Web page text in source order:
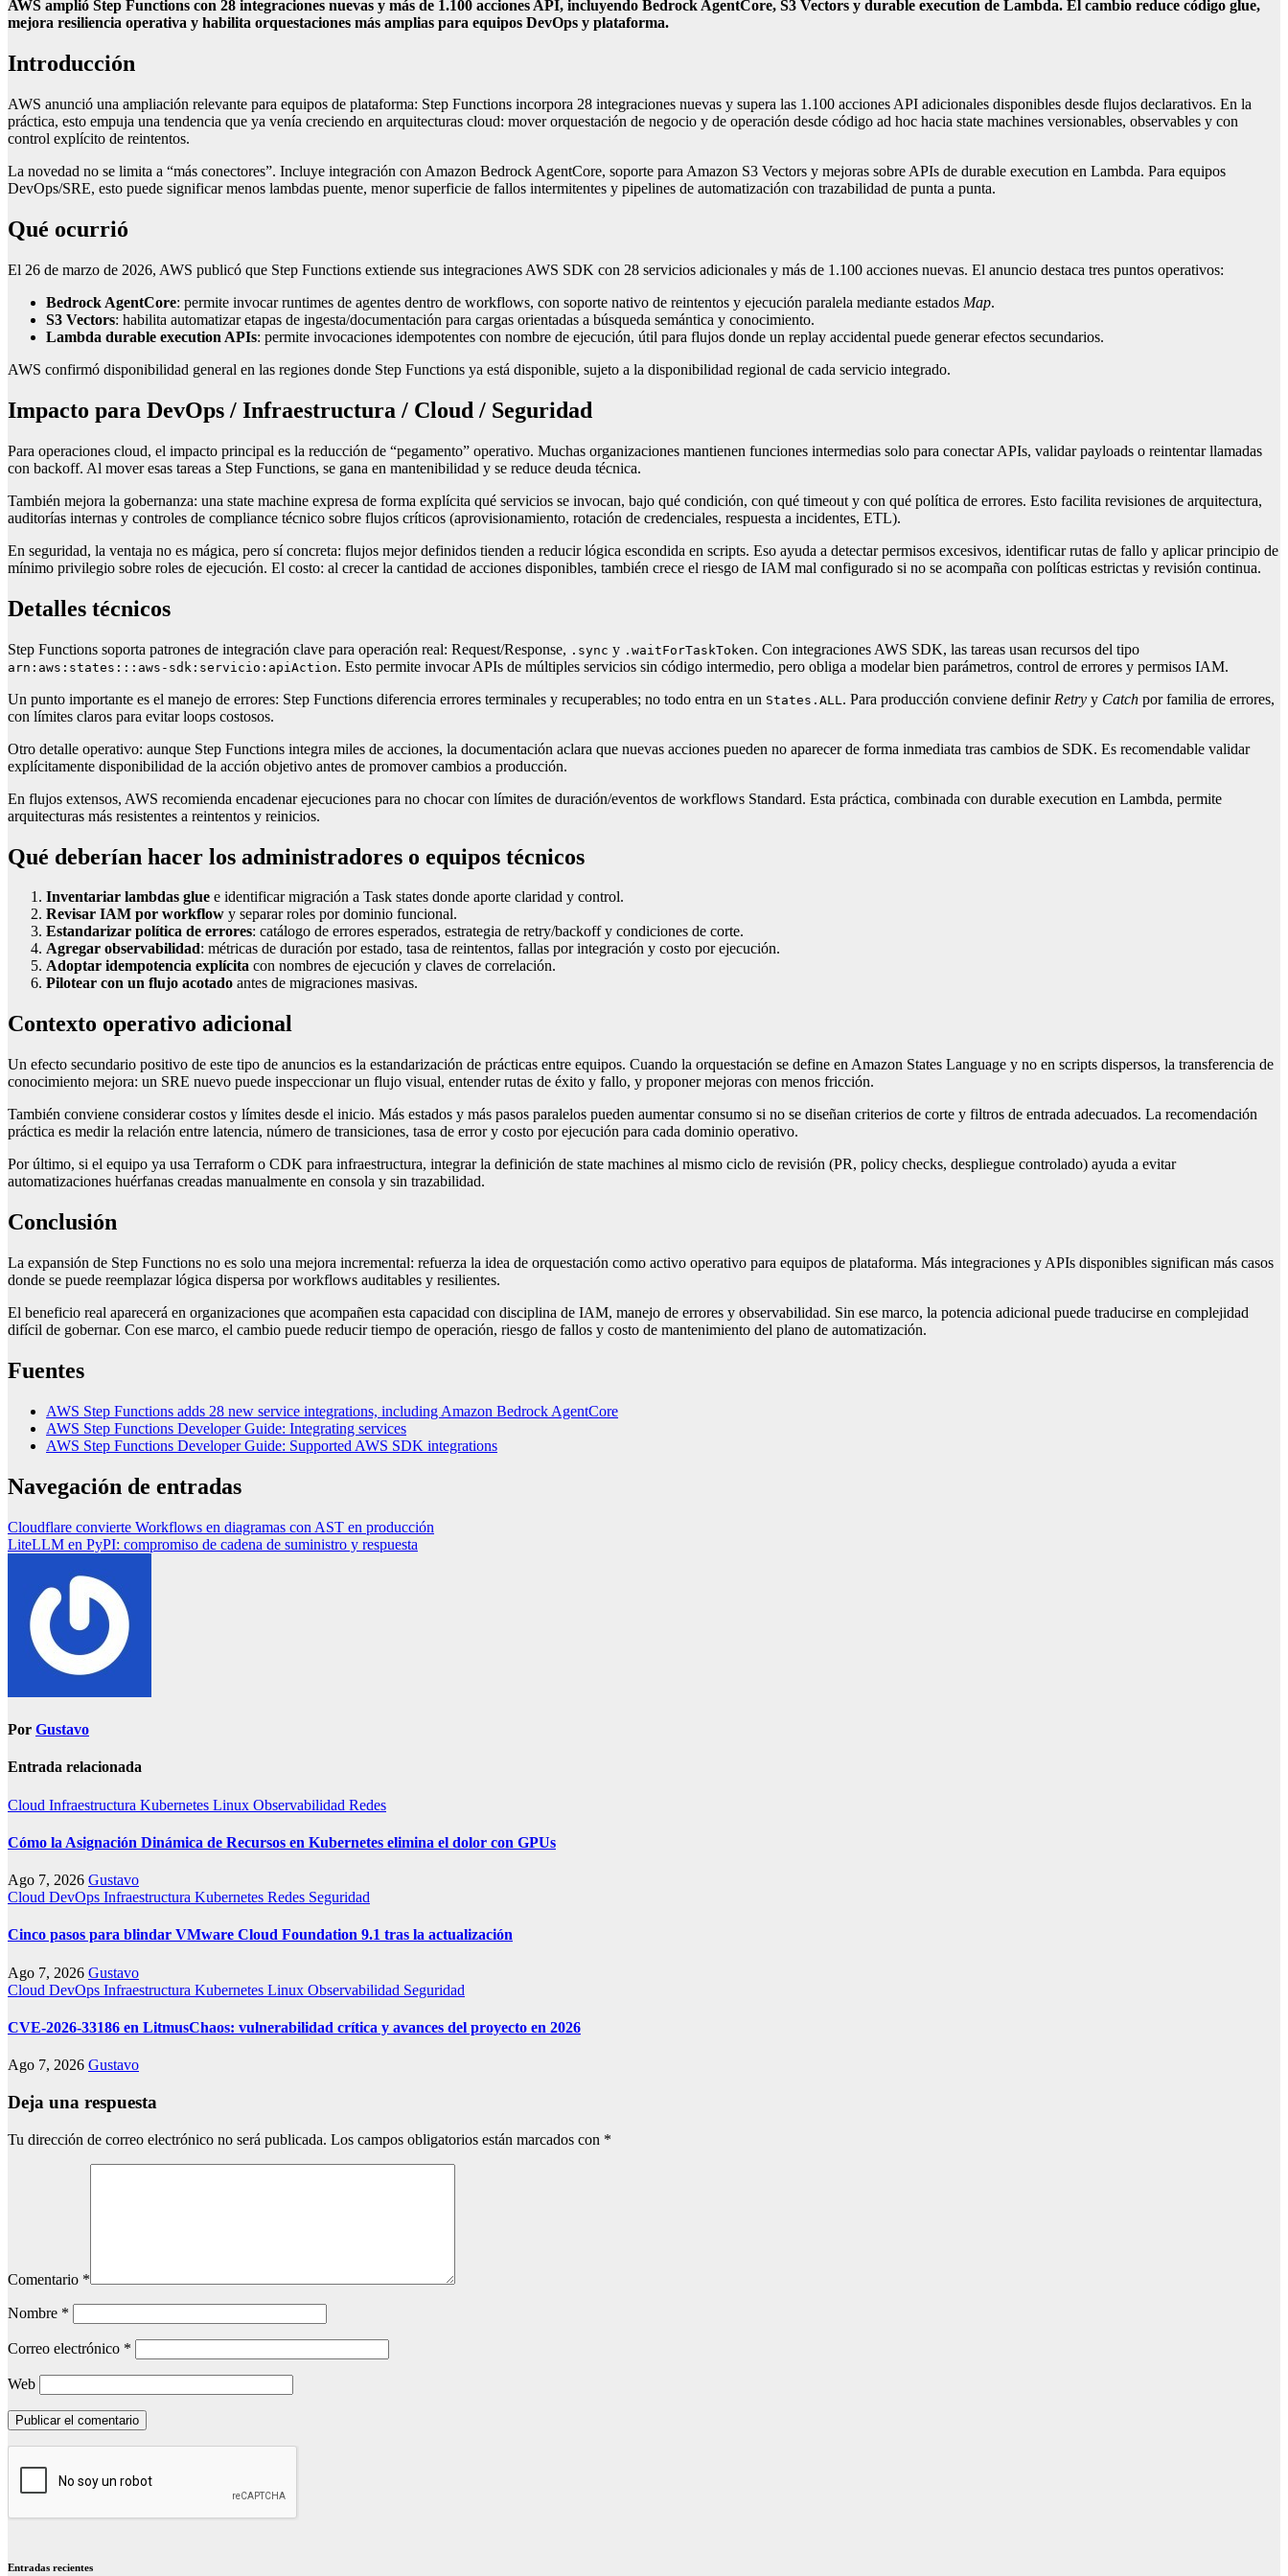
AWS amplió Step Functions con 28 integraciones nuevas y más de 1.100 acciones API, incluyendo Bedrock AgentCore, S3 Vectors y durable execution de Lambda. El cambio reduce código glue,
mejora resiliencia operativa y habilita orquestaciones más amplias para equipos DevOps y plataforma.
Introducción
AWS anunció una ampliación relevante para equipos de plataforma: Step Functions incorpora 28 integraciones nuevas y supera las 1.100 acciones API adicionales disponibles desde flujos declarativos. En la
práctica, esto empuja una tendencia que ya venía creciendo en arquitecturas cloud: mover orquestación de negocio y de operación desde código ad hoc hacia state machines versionables, observables y con
control explícito de reintentos.
La novedad no se limita a “más conectores”. Incluye integración con Amazon Bedrock AgentCore, soporte para Amazon S3 Vectors y mejoras sobre APIs de durable execution en Lambda. Para equipos
DevOps/SRE, esto puede significar menos lambdas puente, menor superficie de fallos intermitentes y pipelines de automatización con trazabilidad de punta a punta.
Qué ocurrió
El 26 de marzo de 2026, AWS publicó que Step Functions extiende sus integraciones AWS SDK con 28 servicios adicionales y más de 1.100 acciones nuevas. El anuncio destaca tres puntos operativos:
Bedrock AgentCore: permite invocar runtimes de agentes dentro de workflows, con soporte nativo de reintentos y ejecución paralela mediante estados Map.
S3 Vectors: habilita automatizar etapas de ingesta/documentación para cargas orientadas a búsqueda semántica y conocimiento.
Lambda durable execution APIs: permite invocaciones idempotentes con nombre de ejecución, útil para flujos donde un replay accidental puede generar efectos secundarios.
AWS confirmó disponibilidad general en las regiones donde Step Functions ya está disponible, sujeto a la disponibilidad regional de cada servicio integrado.
Impacto para DevOps / Infraestructura / Cloud / Seguridad
Para operaciones cloud, el impacto principal es la reducción de “pegamento” operativo. Muchas organizaciones mantienen funciones intermedias solo para conectar APIs, validar payloads o reintentar llamadas
con backoff. Al mover esas tareas a Step Functions, se gana en mantenibilidad y se reduce deuda técnica.
También mejora la gobernanza: una state machine expresa de forma explícita qué servicios se invocan, bajo qué condición, con qué timeout y con qué política de errores. Esto facilita revisiones de arquitectura,
auditorías internas y controles de compliance técnico sobre flujos críticos (aprovisionamiento, rotación de credenciales, respuesta a incidentes, ETL).
En seguridad, la ventaja no es mágica, pero sí concreta: flujos mejor definidos tienden a reducir lógica escondida en scripts. Eso ayuda a detectar permisos excesivos, identificar rutas de fallo y aplicar principio de
mínimo privilegio sobre roles de ejecución. El costo: al crecer la cantidad de acciones disponibles, también crece el riesgo de IAM mal configurado si no se acompaña con políticas estrictas y revisión continua.
Detalles técnicos
Step Functions soporta patrones de integración clave para operación real: Request/Response, .sync y .waitForTaskToken. Con integraciones AWS SDK, las tareas usan recursos del tipo
arn:aws:states:::aws-sdk:servicio:apiAction. Esto permite invocar APIs de múltiples servicios sin código intermedio, pero obliga a modelar bien parámetros, control de errores y permisos IAM.
Un punto importante es el manejo de errores: Step Functions diferencia errores terminales y recuperables; no todo entra en un States.ALL . Para producción conviene definir Retry y Catch por familia de errores,
con límites claros para evitar loops costosos.
Otro detalle operativo: aunque Step Functions integra miles de acciones, la documentación aclara que nuevas acciones pueden no aparecer de forma inmediata tras cambios de SDK. Es recomendable validar
explícitamente disponibilidad de la acción objetivo antes de promover cambios a producción.
En flujos extensos, AWS recomienda encadenar ejecuciones para no chocar con límites de duración/eventos de workflows Standard. Esta práctica, combinada con durable execution en Lambda, permite
arquitecturas más resistentes a reintentos y reinicios.
Qué deberían hacer los administradores o equipos técnicos
Inventariar lambdas glue e identificar migración a Task states donde aporte claridad y control.
Revisar IAM por workflow y separar roles por dominio funcional.
Estandarizar política de errores: catálogo de errores esperados, estrategia de retry/backoff y condiciones de corte.
Agregar observabilidad: métricas de duración por estado, tasa de reintentos, fallas por integración y costo por ejecución.
Adoptar idempotencia explícita con nombres de ejecución y claves de correlación.
Pilotear con un flujo acotado antes de migraciones masivas.
Contexto operativo adicional
Un efecto secundario positivo de este tipo de anuncios es la estandarización de prácticas entre equipos. Cuando la orquestación se define en Amazon States Language y no en scripts dispersos, la transferencia de
conocimiento mejora: un SRE nuevo puede inspeccionar un flujo visual, entender rutas de éxito y fallo, y proponer mejoras con menos fricción.
También conviene considerar costos y límites desde el inicio. Más estados y más pasos paralelos pueden aumentar consumo si no se diseñan criterios de corte y filtros de entrada adecuados. La recomendación
práctica es medir la relación entre latencia, número de transiciones, tasa de error y costo por ejecución para cada dominio operativo.
Por último, si el equipo ya usa Terraform o CDK para infraestructura, integrar la definición de state machines al mismo ciclo de revisión (PR, policy checks, despliegue controlado) ayuda a evitar
automatizaciones huérfanas creadas manualmente en consola y sin trazabilidad.
Conclusión
La expansión de Step Functions no es solo una mejora incremental: refuerza la idea de orquestación como activo operativo para equipos de plataforma. Más integraciones y APIs disponibles significan más casos
donde se puede reemplazar lógica dispersa por workflows auditables y resilientes.
El beneficio real aparecerá en organizaciones que acompañen esta capacidad con disciplina de IAM, manejo de errores y observabilidad. Sin ese marco, la potencia adicional puede traducirse en complejidad
difícil de gobernar. Con ese marco, el cambio puede reducir tiempo de operación, riesgo de fallos y costo de mantenimiento del plano de automatización.
Fuentes
AWS Step Functions adds 28 new service integrations, including Amazon Bedrock AgentCore
AWS Step Functions Developer Guide: Integrating services
AWS Step Functions Developer Guide: Supported AWS SDK integrations
Navegación de entradas
Cloudflare convierte Workflows en diagramas con AST en producción
LiteLLM en PyPI: compromiso de cadena de suministro y respuesta
Por Gustavo
Entrada relacionada
Cloud Infraestructura Kubernetes Linux Observabilidad Redes
Cómo la Asignación Dinámica de Recursos en Kubernetes elimina el dolor con GPUs
Ago 7, 2026 Gustavo
Cloud DevOps Infraestructura Kubernetes Redes Seguridad
Cinco pasos para blindar VMware Cloud Foundation 9.1 tras la actualización
Ago 7, 2026 Gustavo
Cloud DevOps Infraestructura Kubernetes Linux Observabilidad Seguridad
CVE-2026-33186 en LitmusChaos: vulnerabilidad crítica y avances del proyecto en 2026
Ago 7, 2026 Gustavo
Deja una respuesta
Tu dirección de correo electrónico no será publicada. Los campos obligatorios están marcados con *
Comentario *
Nombre *
Correo electrónico *
Web
Entradas recientes